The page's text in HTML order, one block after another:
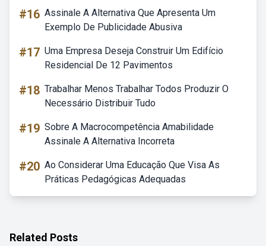
#16 Assinale A Alternativa Que Apresenta Um
Exemplo De Publicidade Abusiva
#17 Uma Empresa Deseja Construir Um Edifício
Residencial De 12 Pavimentos
#18 Trabalhar Menos Trabalhar Todos Produzir O
Necessário Distribuir Tudo
#19 Sobre A Macrocompetência Amabilidade
Assinale A Alternativa Incorreta
#20 Ao Considerar Uma Educação Que Visa As
Práticas Pedagógicas Adequadas
Related Posts